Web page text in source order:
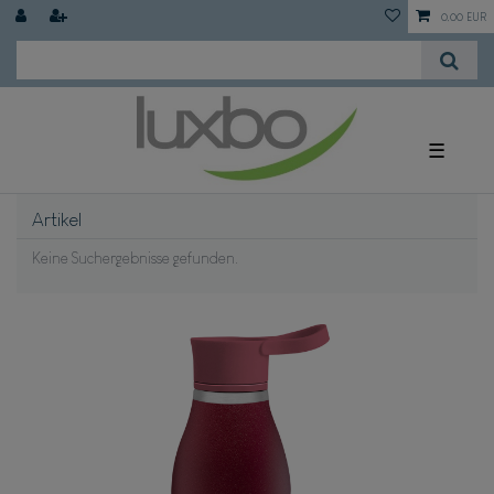
0,00 EUR
☰
Artikel
Keine Suchergebnisse gefunden.